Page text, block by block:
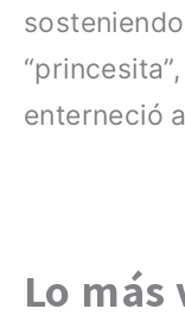
enterneció
Lo más